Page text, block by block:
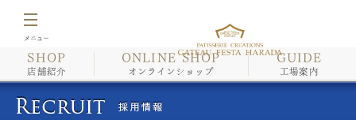
店舗紹介
オンラインショップ
SHOP
店舗紹介
ONLINE SHOP
オンラインショップ
GUIDE
工場案内